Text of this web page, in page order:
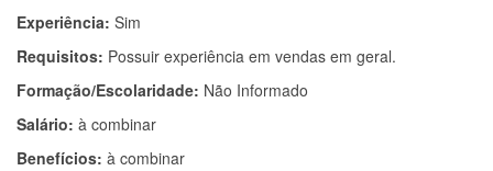
Experiência: Sim
Requisitos: Possuir experiência em vendas em geral.
Formação/Escolaridade: Não Informado
Salário: à combinar
Benefícios: à combinar